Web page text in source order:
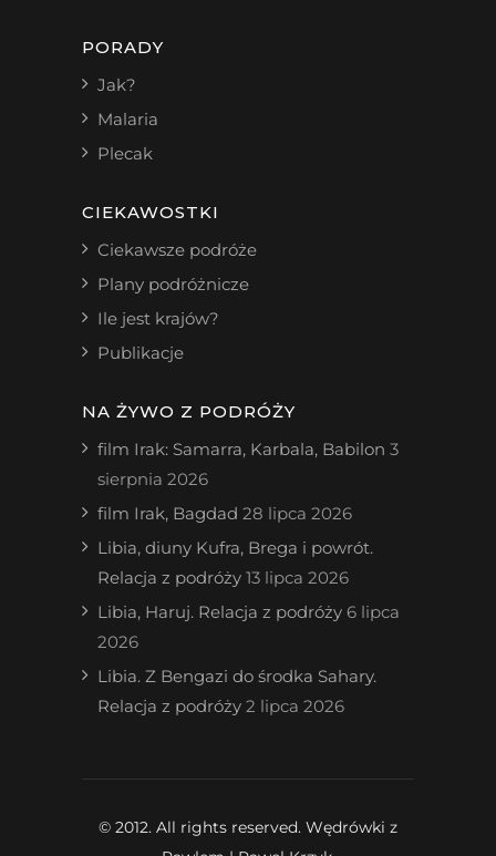
PORADY
Jak?
Malaria
Plecak
CIEKAWOSTKI
Ciekawsze podróże
Plany podróżnicze
Ile jest krajów?
Publikacje
NA ŻYWO Z PODRÓŻY
film Irak: Samarra, Karbala, Babilon 3
sierpnia 2026
film Irak, Bagdad 28 lipca 2026
Libia, diuny Kufra, Brega i powrót.
Relacja z podróży 13 lipca 2026
Libia, Haruj. Relacja z podróży 6 lipca
2026
Libia. Z Bengazi do środka Sahary.
Relacja z podróży 2 lipca 2026
© 2012. All rights reserved. Wędrówki z